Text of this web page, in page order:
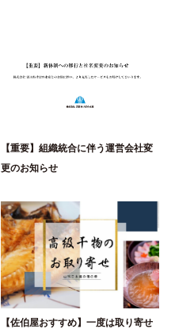
【重要】組織統合に伴う運営会社変
更のお知らせ
【佐伯屋おすすめ】一度は取り寄せ